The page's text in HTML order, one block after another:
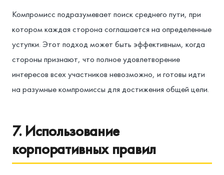
Компромисс подразумевает поиск среднего пути, при
котором каждая сторона соглашается на определенные
уступки. Этот подход может быть эффективным, когда
стороны признают, что полное удовлетворение
интересов всех участников невозможно, и готовы идти
на разумные компромиссы для достижения общей цели.
7. Использование
корпоративных правил